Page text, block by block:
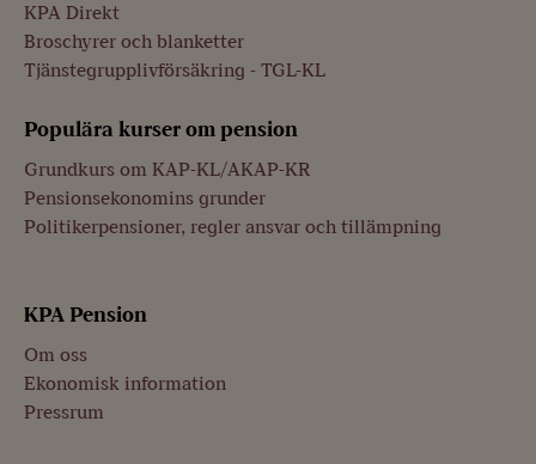
KPA Direkt
Broschyrer och blanketter
Tjänstegrupplivförsäkring - TGL-KL
Populära kurser om pension
Grundkurs om KAP-KL/AKAP-KR
Pensionsekonomins grunder
Politikerpensioner, regler ansvar och tillämpning
KPA Pension
Om oss
Ekonomisk information
Pressrum